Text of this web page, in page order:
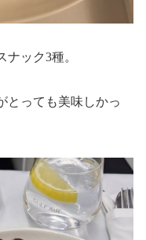
ック3種。
とっても美味しかっ